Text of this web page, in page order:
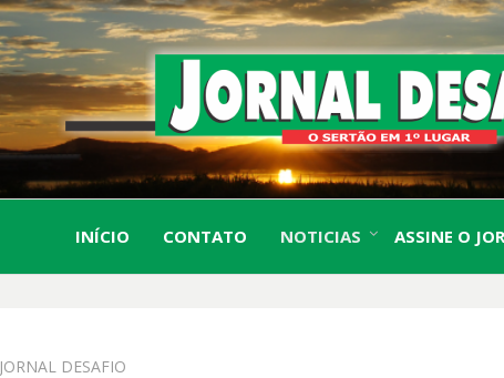
O Sertão em 1º
INÍCIO CONTATO NOTICIAS ASSINE O
JORNAL DESAFIO